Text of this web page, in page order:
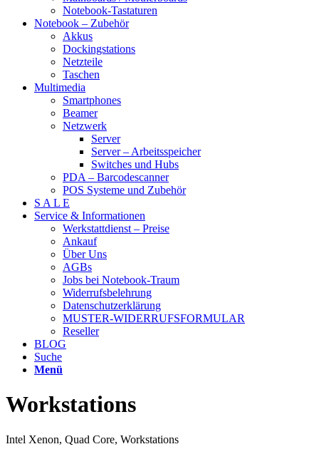
Notebook-Tastaturen
Notebook – Zubehör
Akkus
Dockingstations
Netzteile
Taschen
Multimedia
Smartphones
Beamer
Netzwerk
Server
Server – Arbeitsspeicher
Switches und Hubs
PDA – Barcodescanner
POS Systeme und Zubehör
S A L E
Service & Informationen
Werkstattdienst – Preise
Ankauf
Über Uns
AGBs
Jobs bei Notebook-Traum
Widerrufsbelehrung
Datenschutzerklärung
MUSTER-WIDERRUFSFORMULAR
Reseller
BLOG
Suche
Menü
Workstations
Intel Xenon, Quad Core, Workstations